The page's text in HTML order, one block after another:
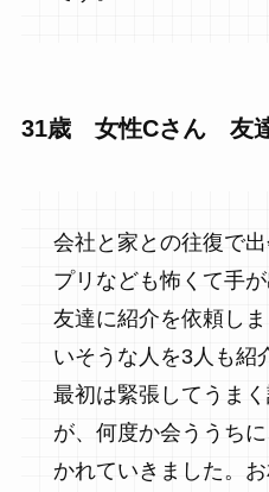
31歳 女性Cさん 友
会社と家との往復で
プリなども怖くて手
友達に紹介を依頼し
いそうな人を3人も紹
最初は緊張してうま
が、何度か会ううち
かれていきました。お